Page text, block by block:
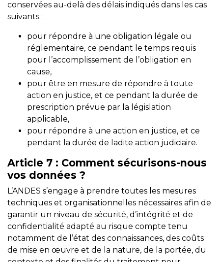
conservées au-delà des délais indiqués dans les cas
suivants :
pour répondre à une obligation légale ou
réglementaire, ce pendant le temps requis
pour l’accomplissement de l’obligation en
cause,
pour être en mesure de répondre à toute
action en justice, et ce pendant la durée de
prescription prévue par la législation
applicable,
pour répondre à une action en justice, et ce
pendant la durée de ladite action judiciaire.
Article 7 : Comment sécurisons-nous
vos données ?
L’ANDES s’engage à prendre toutes les mesures
techniques et organisationnelles nécessaires afin de
garantir un niveau de sécurité, d’intégrité et de
confidentialité adapté au risque compte tenu
notamment de l’état des connaissances, des coûts
de mise en œuvre et de la nature, de la portée, du